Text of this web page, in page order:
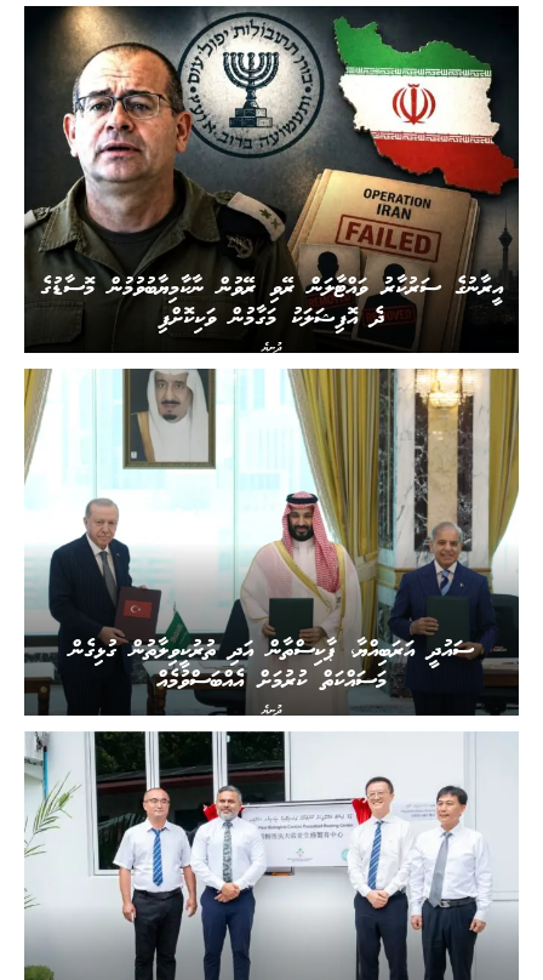
ދުނިޔެ
އީރާނުގެ ސަރުކާރު ވައްޓާލަން ރޭވި ރޭވުން ނާކާމިޔާބުވުމުން މޮސާޑުގެ
ދެ އޮފިޝަލަކު މަގާމުން ވަކިކޮށްފި
ދުނިޔެ
ސައުދީ އަރަބިއްޔާ، ޕާކިސްތާން އަދި ތުރުކީވިލާތުން ގުޅިގެން
މަސައްކަތް ކުރުމަށް އެއްބަސްވުމެއް